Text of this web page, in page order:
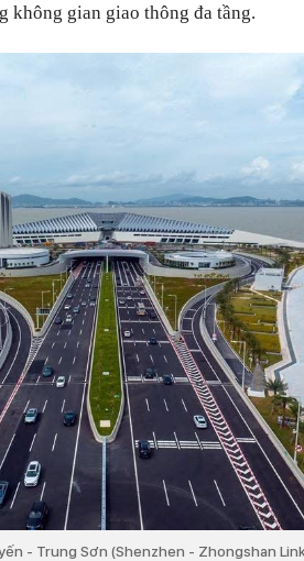
không gian giao thông đa tầng.
- Trung Sơn (Shenzhen - Zhongshan